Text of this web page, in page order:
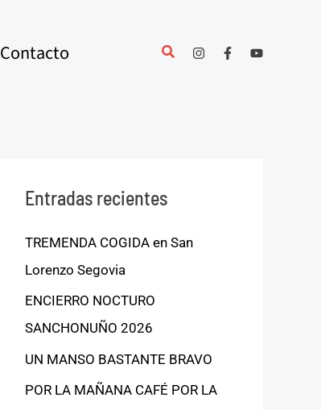
Contacto
Entradas recientes
TREMENDA COGIDA en San
Lorenzo Segovia
ENCIERRO NOCTURO
SANCHONUÑO 2026
UN MANSO BASTANTE BRAVO
POR LA MAÑANA CAFÉ POR LA